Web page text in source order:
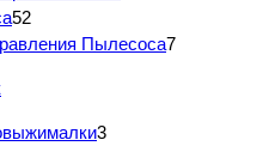
52
Пылесоса7
3